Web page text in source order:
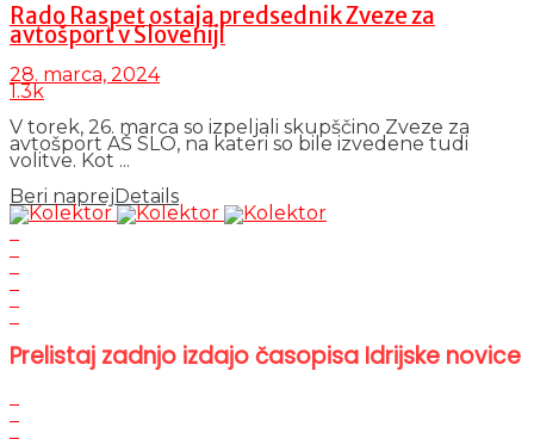
Rado Raspet ostaja predsednik Zveze za
avtošport v Sloveniji
28. marca, 2024
1.3k
V torek, 26. marca so izpeljali skupščino Zveze za
avtošport AŠ SLO, na kateri so bile izvedene tudi
volitve. Kot ...
Beri naprej Details
Prelistaj zadnjo izdajo časopisa Idrijske novice